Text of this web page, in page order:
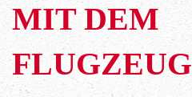
MIT DEM
FLUGZEUG